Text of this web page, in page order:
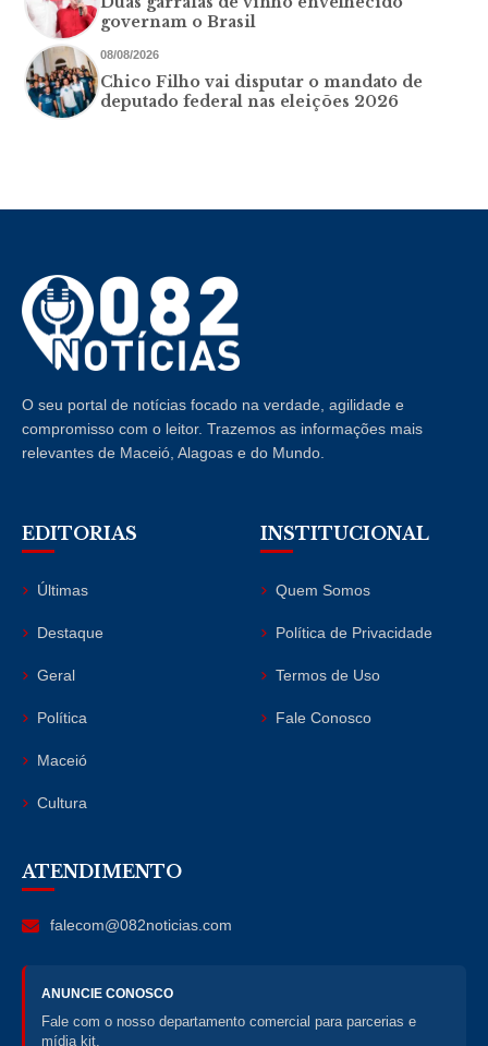
governam o Brasil
08/08/2026
Chico Filho vai disputar o mandato de
deputado federal nas eleições 2026
O seu portal de notícias focado na verdade, agilidade e
compromisso com o leitor. Trazemos as informações mais
relevantes de Maceió, Alagoas e do Mundo.
EDITORIAS
Últimas
Destaque
Geral
Política
Maceió
Cultura
INSTITUCIONAL
Quem Somos
Política de Privacidade
Termos de Uso
Fale Conosco
ATENDIMENTO
falecom@082noticias.com
ANUNCIE CONOSCO
Fale com o nosso departamento comercial para parcerias e
mídia kit.